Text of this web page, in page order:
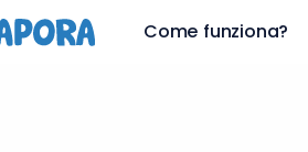
Come funziona?